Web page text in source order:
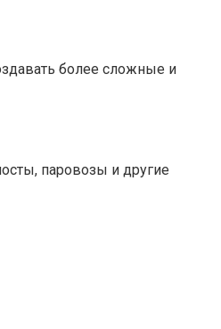
более сложные и
паровозы и другие